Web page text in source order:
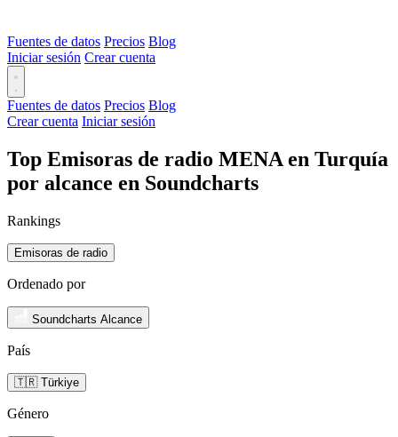
Fuentes de datos Precios Blog
Iniciar sesión Crear cuenta
Fuentes de datos Precios Blog
Crear cuenta Iniciar sesión
Top Emisoras de radio MENA en Turquía
por alcance en Soundcharts
Rankings
Emisoras de radio
Ordenado por
Soundcharts Alcance
País
🇹🇷 Türkiye
Género